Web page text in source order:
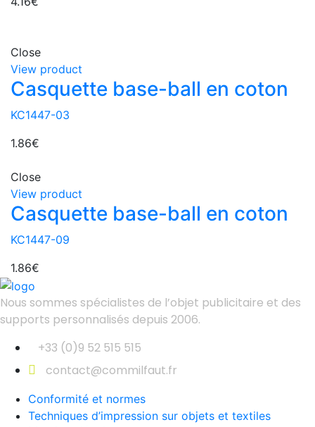
Close
View product
Casquette base-ball en coton
KC1447-03
1.86€
Close
View product
Casquette base-ball en coton
KC1447-09
1.86€
Nous sommes spécialistes de l’objet publicitaire et des
supports personnalisés depuis 2006.
+33 (0)9 52 515 515
contact@commilfaut.fr
Conformité et normes
Techniques d’impression sur objets et textiles